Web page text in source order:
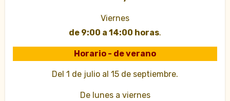
Viernes
de 9:00 a 14:00 horas.
Horario - de verano
Del 1 de julio al 15 de septiembre.
De lunes a viernes